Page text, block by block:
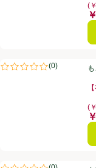
(
もこシープ おしりシー
(0)
評価は0件のレビューで
(
クツワ PUMA ピッタン